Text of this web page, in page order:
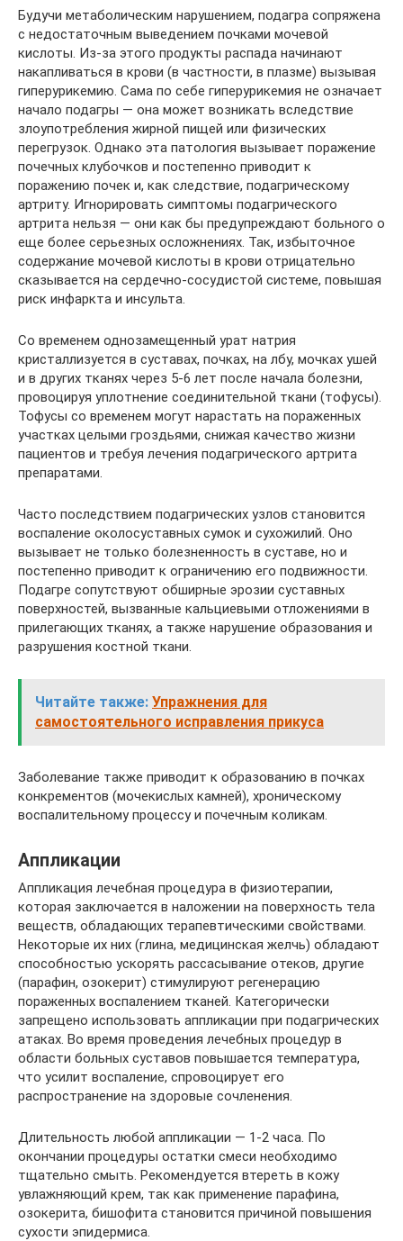
Будучи метаболическим нарушением, подагра сопряжена
с недостаточным выведением почками мочевой
кислоты. Из-за этого продукты распада начинают
накапливаться в крови (в частности, в плазме) вызывая
гиперурикемию. Сама по себе гиперурикемия не означает
начало подагры — она может возникать вследствие
злоупотребления жирной пищей или физических
перегрузок. Однако эта патология вызывает поражение
почечных клубочков и постепенно приводит к
поражению почек и, как следствие, подагрическому
артриту. Игнорировать симптомы подагрического
артрита нельзя — они как бы предупреждают больного о
еще более серьезных осложнениях. Так, избыточное
содержание мочевой кислоты в крови отрицательно
сказывается на сердечно-сосудистой системе, повышая
риск инфаркта и инсульта.
Со временем однозамещенный урат натрия
кристаллизуется в суставах, почках, на лбу, мочках ушей
и в других тканях через 5-6 лет после начала болезни,
провоцируя уплотнение соединительной ткани (тофусы).
Тофусы со временем могут нарастать на пораженных
участках целыми гроздьями, снижая качество жизни
пациентов и требуя лечения подагрического артрита
препаратами.
Часто последствием подагрических узлов становится
воспаление околосуставных сумок и сухожилий. Оно
вызывает не только болезненность в суставе, но и
постепенно приводит к ограничению его подвижности.
Подагре сопутствуют обширные эрозии суставных
поверхностей, вызванные кальциевыми отложениями в
прилегающих тканях, а также нарушение образования и
разрушения костной ткани.
Читайте также: Упражнения для
самостоятельного исправления прикуса
Заболевание также приводит к образованию в почках
конкрементов (мочекислых камней), хроническому
воспалительному процессу и почечным коликам.
Аппликации
Аппликация лечебная процедура в физиотерапии,
которая заключается в наложении на поверхность тела
веществ, обладающих терапевтическими свойствами.
Некоторые их них (глина, медицинская желчь) обладают
способностью ускорять рассасывание отеков, другие
(парафин, озокерит) стимулируют регенерацию
пораженных воспалением тканей. Категорически
запрещено использовать аппликации при подагрических
атаках. Во время проведения лечебных процедур в
области больных суставов повышается температура,
что усилит воспаление, спровоцирует его
распространение на здоровые сочленения.
Длительность любой аппликации — 1-2 часа. По
окончании процедуры остатки смеси необходимо
тщательно смыть. Рекомендуется втереть в кожу
увлажняющий крем, так как применение парафина,
озокерита, бишофита становится причиной повышения
сухости эпидермиса.